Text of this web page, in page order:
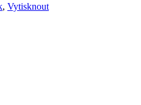
, Vytisknout